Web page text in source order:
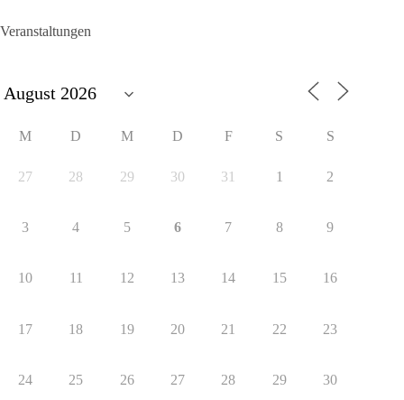
Veranstaltungen
M D M D F S S
27 28 29 30 31 1 2
3 4 5 6 7 8 9
10 11 12 13 14 15 16
17 18 19 20 21 22 23
24 25 26 27 28 29 30